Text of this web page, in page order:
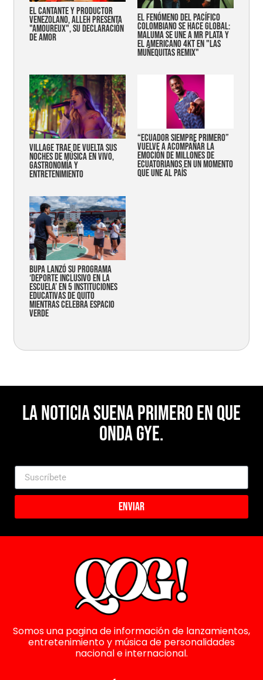
EL CANTANTE Y PRODUCTOR
VENEZOLANO, ALLEH PRESENTA
"AMOUREUX", SU DECLARACIÓN
DE AMOR
EL FENÓMENO DEL PACÍFICO
COLOMBIANO SE HACE GLOBAL:
MALUMA SE UNE A MR PLATA Y
EL AMERICANO 4KT EN "LAS
MUÑEQUITAS REMIX"
Village trae de vuelta sus
noches de música en vivo,
gastronomía y
entretenimiento
“Ecuador siempre primero”
vuelve a acompañar la
emoción de millones de
ecuatorianos en un momento
que une al país
Bupa lanzó su programa
‘Deporte Inclusivo en la
Escuela’ en 5 instituciones
educativas de Quito
mientras celebra espacio
verde
La noticia suena primero en Que
Onda Gye.
Enviar
Somos una pagina de información de lanzamientos,
entretenimiento y música de personalidades
nacional e internacional.